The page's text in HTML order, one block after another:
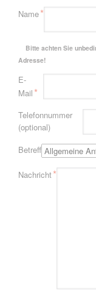
Pflichtfeld
Name*
Bitte achten Sie
Adresse!
Pflichtfeld
E-
Mail *
Telefonnummer
(optional)
Betreff
Pflichtfeld
Nachricht*